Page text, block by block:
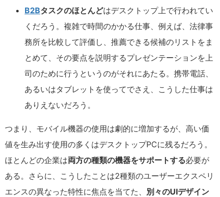
B2Bタスクのほとんどはデスクトップ上で行われてい
くだろう。複雑で時間のかかる仕事、例えば、法律事
務所を比較して評価し、推薦できる候補のリストをま
とめて、その要点を説明するプレゼンテーションを上
司のために行うというのがそれにあたる。携帯電話、
あるいはタブレットを使ってでさえ、こうした仕事は
ありえないだろう。
つまり、モバイル機器の使用は劇的に増加するが、高い価
値を生み出す使用の多くはデスクトップPCに残るだろう。
ほとんどの企業は両方の種類の機器をサポートする必要が
ある。さらに、こうしたことは2種類のユーザーエクスペリ
エンスの異なった特性に焦点を当てた、 別々のUIデザイン